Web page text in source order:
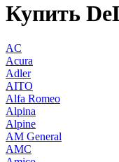
Купить
AC
Acura
Adler
AITO
Alfa Romeo
Alpina
Alpine
AM General
AMC